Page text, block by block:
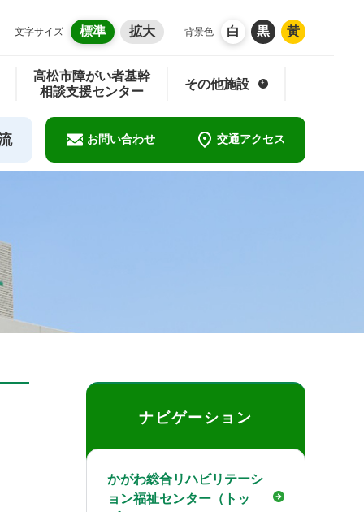
文字サイズ 標準 拡大 背景色 白 黒 黃
高松市障がい者基幹
相談支援センター
その他施設
お問い合わせ 交通アクセス
ナビゲーション
かがわ総合リハビリテーシ
ョン福祉センター （トッ